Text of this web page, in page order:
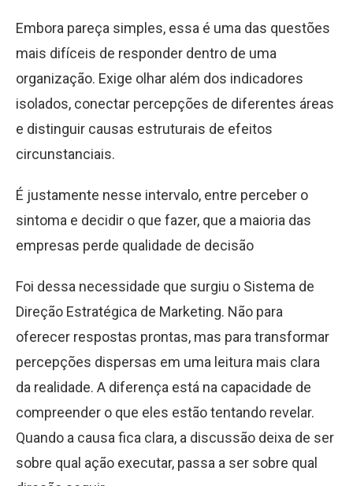
Embora pareça simples, essa é uma das questões
mais difíceis de responder dentro de uma
organização. Exige olhar além dos indicadores
isolados, conectar percepções de diferentes áreas
e distinguir causas estruturais de efeitos
circunstanciais.
É justamente nesse intervalo, entre perceber o
sintoma e decidir o que fazer, que a maioria das
empresas perde qualidade de decisão
Foi dessa necessidade que surgiu o Sistema de
Direção Estratégica de Marketing. Não para
oferecer respostas prontas, mas para transformar
percepções dispersas em uma leitura mais clara
da realidade. A diferença está na capacidade de
compreender o que eles estão tentando revelar.
Quando a causa fica clara, a discussão deixa de ser
sobre qual ação executar, passa a ser sobre qual